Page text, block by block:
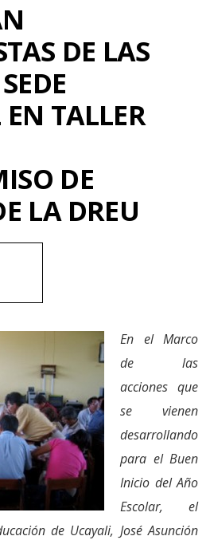
DE LAS
TALLER
DE
LA DREU
En el Marco
de las
acciones que
se vienen
desarrollando
para el Buen
Inicio del Año
Escolar, el
de Ucayali, José Asunción